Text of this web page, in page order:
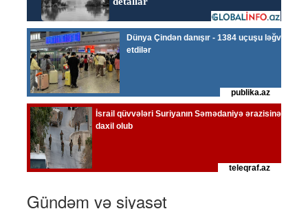
Gündəm və siyasət